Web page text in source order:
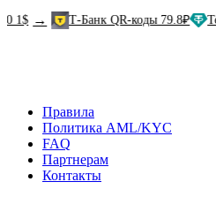
Т-Банк QR-коды 79.8₽ Tether
Правила
Политика AML/KYC
FAQ
Партнерам
Контакты